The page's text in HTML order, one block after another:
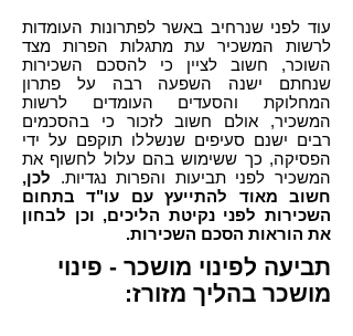
עוד לפני שנרחיב באשר לפתרונות העומדות
לרשות המשכיר עת מתגלות הפרות מצד
השוכר, חשוב לציין כי להסכם השכירות
שנחתם ישנה השפעה רבה על פתרון
המחלוקת והסעדים העומדים לרשות
המשכיר, אולם חשוב לזכור כי בהסכמים
רבים ישנם סעיפים שנשללו תוקפם על ידי
הפסיקה, כך ששימוש בהם עלול לחשוף את
המשכיר לפני תביעות והפרות נגדיות. לכן,
חשוב מאוד להתייעץ עם עו"ד בתחום
השכירות לפני נקיטת הליכים, וכן לבחון
את הוראות הסכם השכירות.
תביעה לפינוי מושכר - פינוי
מושכר בהליך מזורז: